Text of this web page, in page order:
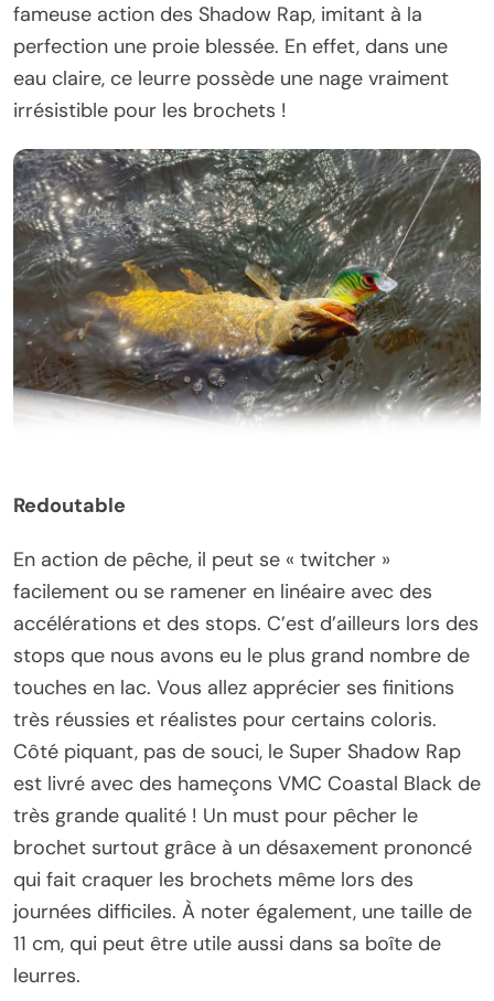
fameuse action des Shadow Rap, imitant à la
perfection une proie blessée. En effet, dans une
eau claire, ce leurre possède une nage vraiment
irrésistible pour les brochets !
Redoutable
En action de pêche, il peut se « twitcher »
facilement ou se ramener en linéaire avec des
accélérations et des stops. C’est d’ailleurs lors des
stops que nous avons eu le plus grand nombre de
touches en lac. Vous allez apprécier ses finitions
très réussies et réalistes pour certains coloris.
Côté piquant, pas de souci, le Super Shadow Rap
est livré avec des hameçons VMC Coastal Black de
très grande qualité ! Un must pour pêcher le
brochet surtout grâce à un désaxement prononcé
qui fait craquer les brochets même lors des
journées difficiles. À noter également, une taille de
11 cm, qui peut être utile aussi dans sa boîte de
leurres.